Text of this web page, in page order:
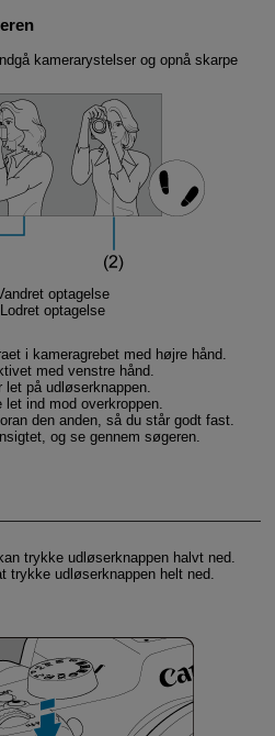
kamerarystelser og opnå skarpe
optagelse
optagelse
i kameragrebet med højre hånd.
med venstre hånd.
let på udløserknappen.
let ind mod overkroppen.
den anden, så du står godt fast.
og se gennem søgeren.
trykke udløserknappen halvt ned.
udløserknappen helt ned.